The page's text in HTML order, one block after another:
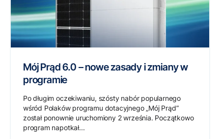
Mój Prąd 6.0 – nowe zasady i zmiany w
programie
Po długim oczekiwaniu, szósty nabór popularnego
wśród Polaków programu dotacyjnego „Mój Prąd”
został ponownie uruchomiony 2 września. Początkowo
program napotkał...